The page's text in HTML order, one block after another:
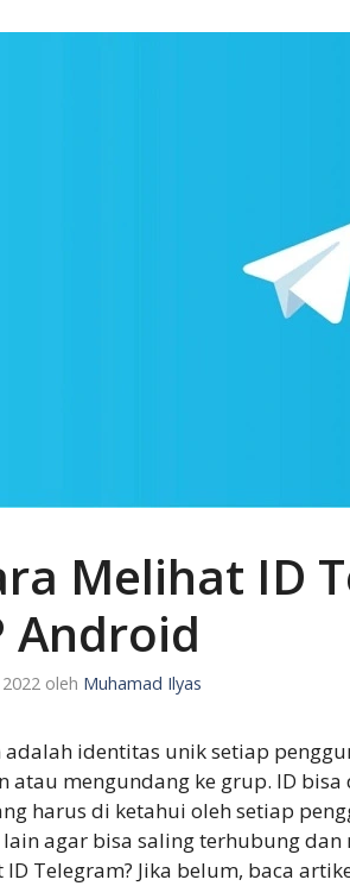
Melihat ID
Android
oleh Muhamad Ilyas
adalah identitas unik setiap
atau mengundang ke grup. ID
harus di ketahui oleh setiap
agar bisa saling terhubung
Telegram? Jika belum, baca